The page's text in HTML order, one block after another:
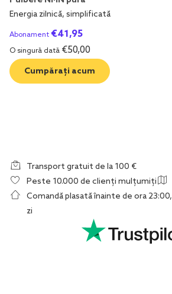
Energia zilnică, simplificată
Abonament €41,95
O singură dată €50,00
Cumpărați acum
Transport gratuit de la 100 €
Peste 10.000 de clienți mulțumiți
Comandă plasată înainte de ora
zi